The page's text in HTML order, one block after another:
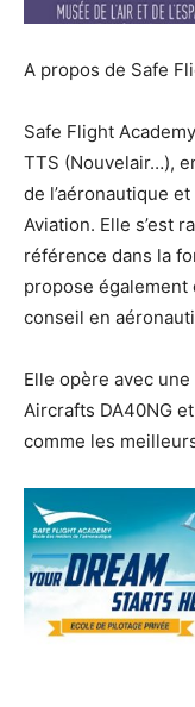
A propos de Safe
Safe Flight
TTS (Nouvelair…),
de l’aéronautique
Aviation. Elle s’est
référence dans la
propose
conseil en
Elle opère avec
Aircrafts DA40NG
comme les